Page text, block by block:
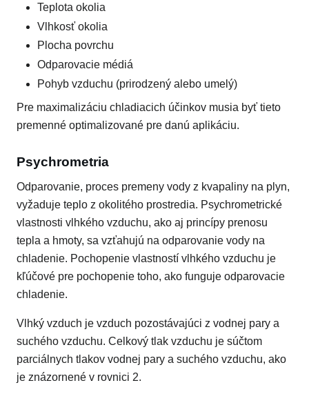
Teplota okolia
Vlhkosť okolia
Plocha povrchu
Odparovacie médiá
Pohyb vzduchu (prirodzený alebo umelý)
Pre maximalizáciu chladiacich účinkov musia byť tieto
premenné optimalizované pre danú aplikáciu.
Psychrometria
Odparovanie, proces premeny vody z kvapaliny na plyn,
vyžaduje teplo z okolitého prostredia. Psychrometrické
vlastnosti vlhkého vzduchu, ako aj princípy prenosu
tepla a hmoty, sa vzťahujú na odparovanie vody na
chladenie. Pochopenie vlastností vlhkého vzduchu je
kľúčové pre pochopenie toho, ako funguje odparovacie
chladenie.
Vlhký vzduch je vzduch pozostávajúci z vodnej pary a
suchého vzduchu. Celkový tlak vzduchu je súčtom
parciálnych tlakov vodnej pary a suchého vzduchu, ako
je znázornené v rovnici 2.